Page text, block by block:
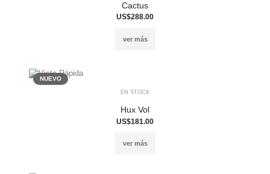
Cactus
US$288.00
ver más
NUEVO
EN STOCK
Hux Vol
US$181.00
ver más